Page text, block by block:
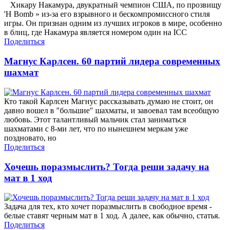
Хикару Накамура, двукратный чемпион США, по прозвищу
'H Bomb » из-за его взрывного и бескомпромиссного стиля
игры. Он признан одним из лучших игроков в мире, особенно
в блиц, где Накамура является номером один на ICC
Поделиться
Магнус Карлсен. 60 партий лидера современных
шахмат
Кто такой Карлсен Магнус рассказывать думаю не стоит, он
давно вошел в "большие" шахматы, и завоевал там всеобщую
любовь. Этот талантливый мальчик стал заниматься
шахматами с 8-ми лет, что по нынешнем меркам уже
поздновато, но
Поделиться
Хочешь поразмыслить? Тогда реши задачу на
мат в 1 ход
Задача для тех, кто хочет поразмыслить в свободное время -
белые ставят черным мат в 1 ход. А далее, как обычно, статья.
Поделиться